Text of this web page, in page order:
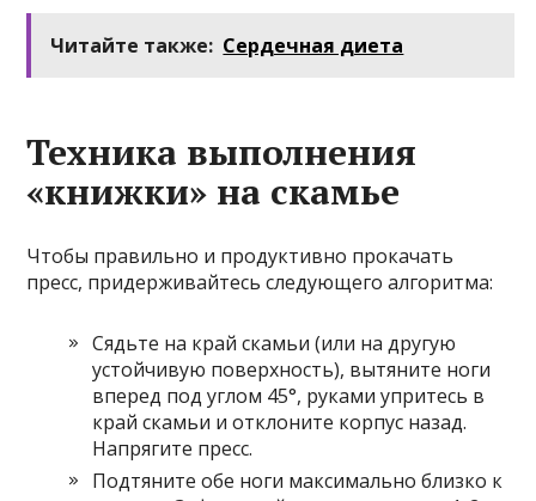
Читайте также: Сердечная диета
Техника выполнения
«книжки» на скамье
Чтобы правильно и продуктивно прокачать
пресс, придерживайтесь следующего алгоритма:
Сядьте на край скамьи (или на другую
устойчивую поверхность), вытяните ноги
вперед под углом 45°, руками упритесь в
край скамьи и отклоните корпус назад.
Напрягите пресс.
Подтяните обе ноги максимально близко к